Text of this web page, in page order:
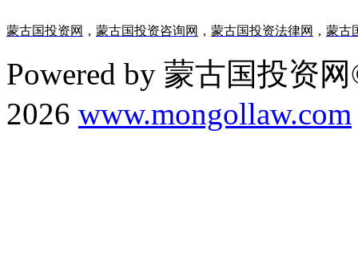
蒙古国投资网 ， 蒙古国投资咨询网 ， 蒙古国投资法律网 ， 蒙古
Powered by 蒙古国投资
2026 www.mongollaw.com